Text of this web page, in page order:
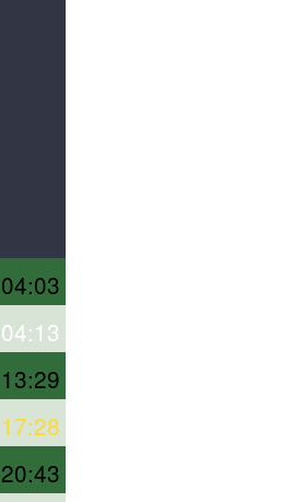
04:03
04:13
13:29
17:28
20:43